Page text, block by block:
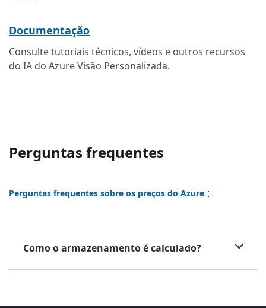
Documentação
Consulte tutoriais técnicos, vídeos e outros recursos
do IA do Azure Visão Personalizada.
Perguntas frequentes
Perguntas frequentes sobre os preços do Azure
Como o armazenamento é calculado?